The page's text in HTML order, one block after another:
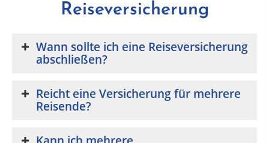
Reiseversicherung
Wann sollte ich eine Reiseversicherung
abschließen?
Reicht eine Versicherung für mehrere
Reisende?